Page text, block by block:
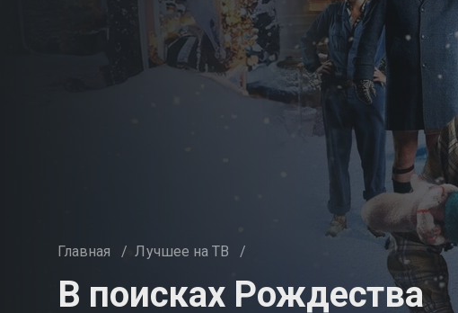
Главная / Лучшее на ТВ /
В поисках Рождества